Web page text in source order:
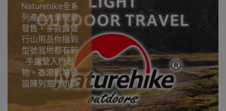
Naturehike全系
列產品大量現貨
發售，多款露營
行山用品你搵到
型號我地都有新
手露營入門恩
物，香港觀塘特
設陳列室門市歡
迎參觀直接選
購。